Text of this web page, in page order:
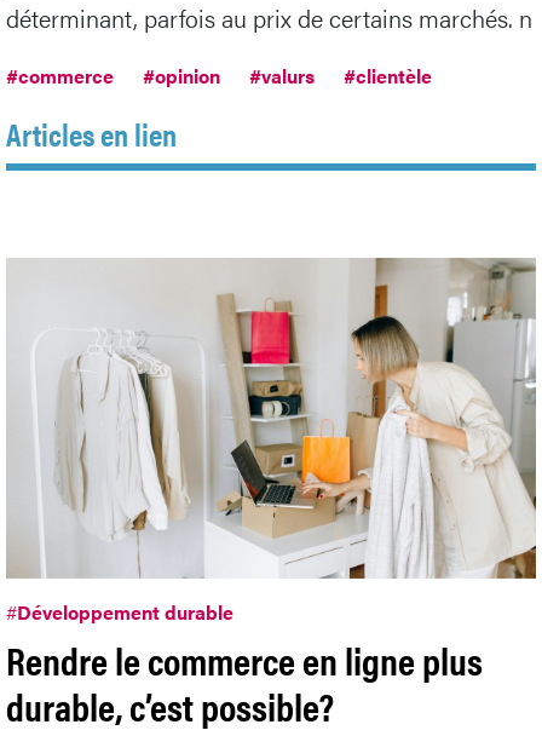
déterminant, parfois au prix de certains marchés. n
#commerce #opinion #valurs #clientèle
Articles en lien
#Développement durable
Rendre le commerce en ligne plus
durable, c’est possible?